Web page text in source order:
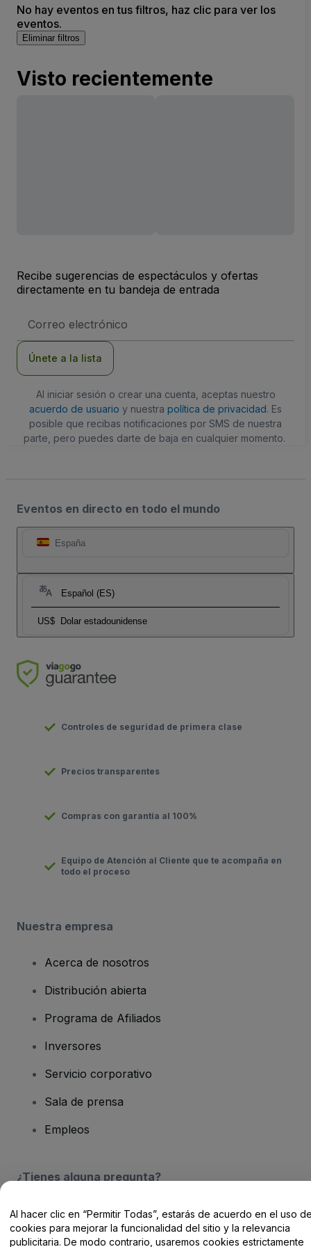
No hay eventos en tus filtros, haz clic para ver los
eventos.
Eliminar filtros
Visto recientemente
Recibe sugerencias de espectáculos y ofertas
directamente en tu bandeja de entrada
de
Únete a la lista
Al iniciar sesión o crear una cuenta, aceptas nuestro
acuerdo de usuario y nuestra política de privacidad. Es
posible que recibas notificaciones por SMS de nuestra
parte, pero puedes darte de baja en cualquier momento.
Eventos en directo en todo el mundo
España
Español (ES)
US$ Dolar estadounidense
Controles de seguridad de primera clase
Precios transparentes
Compras con garantía al 100%
Equipo de Atención al Cliente que te acompaña en
todo el proceso
Nuestra empresa
Acerca de nosotros
Distribución abierta
Programa de Afiliados
Inversores
Servicio corporativo
Sala de prensa
Empleos
¿Tienes alguna pregunta?
Centro de Ayuda / Contacto
Al hacer clic en “Permitir Todas”, estarás de acuerdo en el uso
cookies para mejorar la funcionalidad del sitio y la relevancia
publicitaria. De modo contrario, usaremos cookies estrictamente